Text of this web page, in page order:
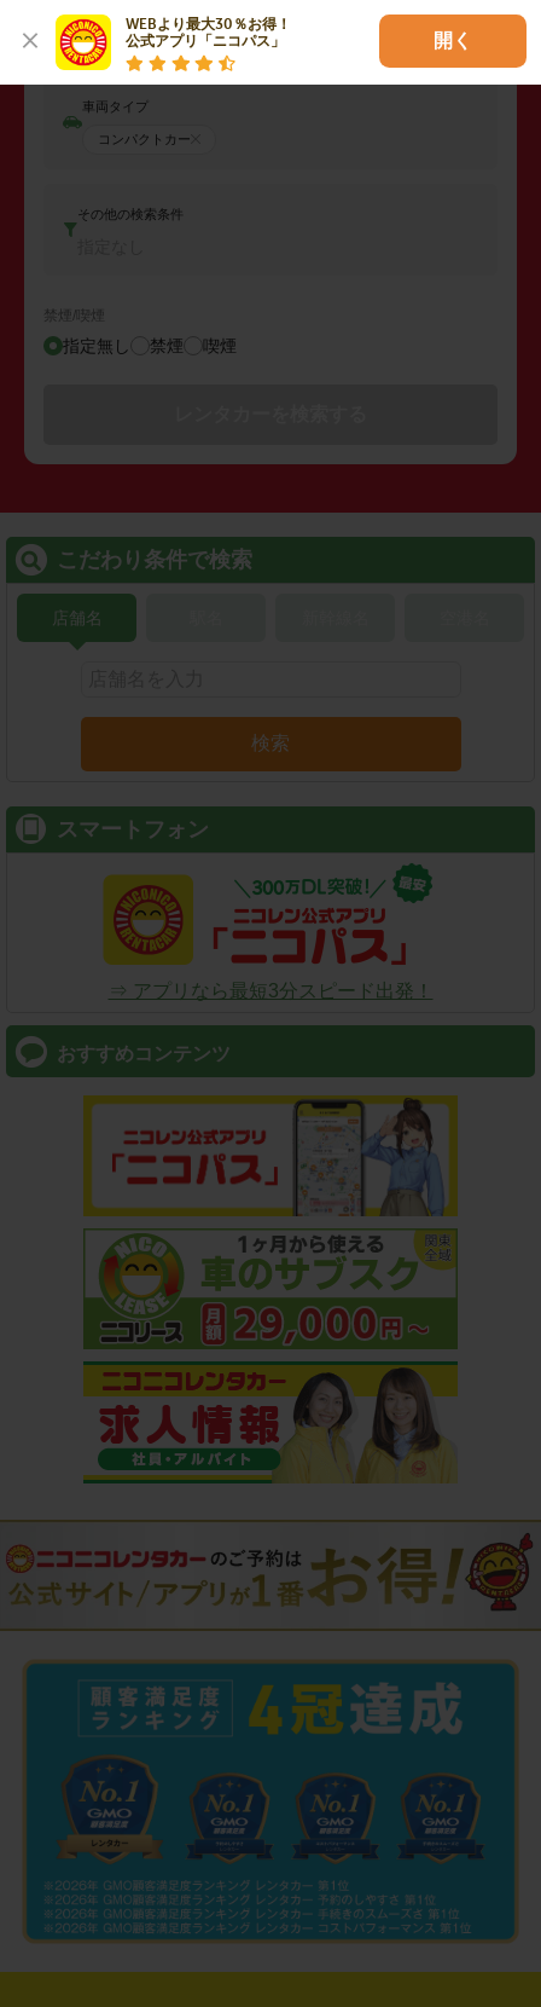
WEBより最大30％お得！
公式アプリ「ニコパス」
開く
2026年08月07日 (金) 08:00
車両タイプ
コンパクトカー
その他の検索条件
禁煙/喫煙
指定無し 禁煙 喫煙
こだわり条件で検索
店舗名
検索
スマートフォン
⇒ アプリなら最短3分スピード出発！
おすすめコンテンツ